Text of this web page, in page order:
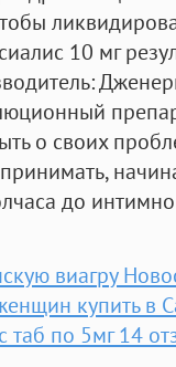
10 мг
о своих
до
виагру
купить в
таб по 5мг 14